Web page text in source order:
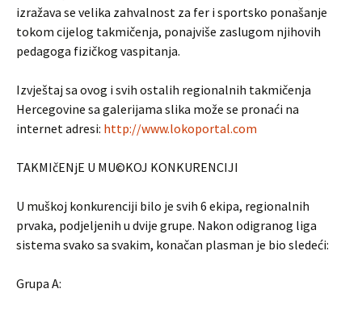
izražava se velika zahvalnost za fer i sportsko ponašanje
tokom cijelog takmičenja, ponajviše zaslugom njihovih
pedagoga fizičkog vaspitanja.
Izvještaj sa ovog i svih ostalih regionalnih takmičenja
Hercegovine sa galerijama slika može se pronaći na
internet adresi: http://www.lokoportal.com
TAKMIčENjE U MU©KOJ KONKURENCIJI
U muškoj konkurenciji bilo je svih 6 ekipa, regionalnih
prvaka, podjeljenih u dvije grupe. Nakon odigranog liga
sistema svako sa svakim, konačan plasman je bio sledeći:
Grupa A: